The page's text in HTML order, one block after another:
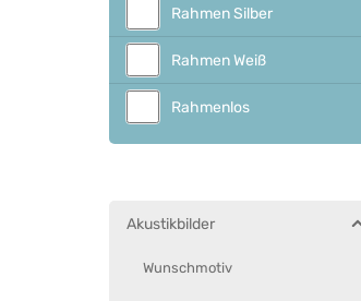
Rahmen Silber
Rahmen Weiß
Rahmenlos
Akustikbilder
Wunschmotiv